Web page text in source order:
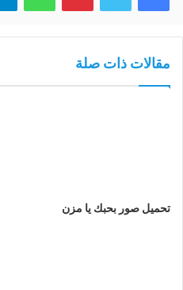
مقالات ذات صلة
تحميل صور بحبك يا مزن